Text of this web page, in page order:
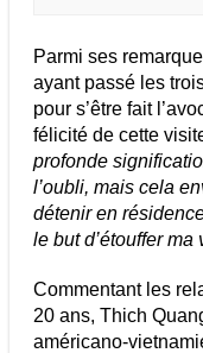
Parmi ses
ayant passé les
pour s’être fait
félicité de cette
profonde
l’oubli, mais cela
détenir en
le but d’étouffer
Commentant les
20 ans, Thich
américano-